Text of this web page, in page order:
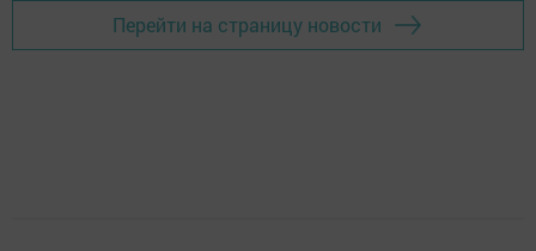
Перейти на страницу новости